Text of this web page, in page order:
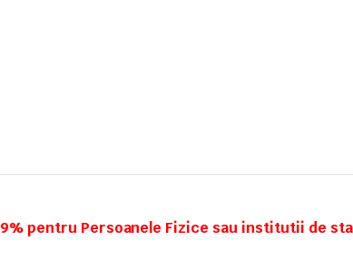
9% pentru Persoanele Fizice sau institutii de